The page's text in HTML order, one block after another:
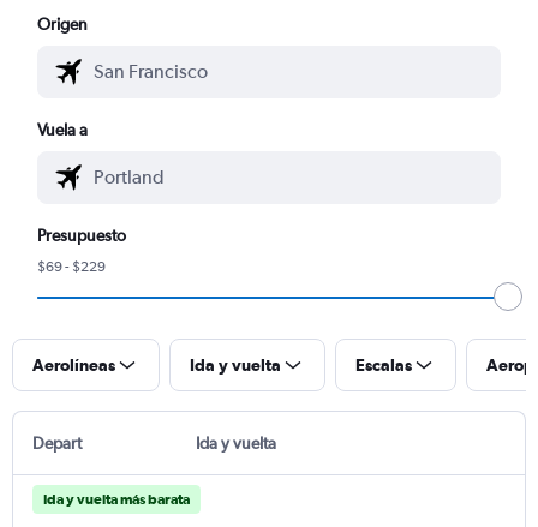
Origen
Vuela a
Presupuesto
$69 - $229
Aerolíneas Ida y vuelta Escalas
Depart Ida y vuelta
Ida y vuelta más barata